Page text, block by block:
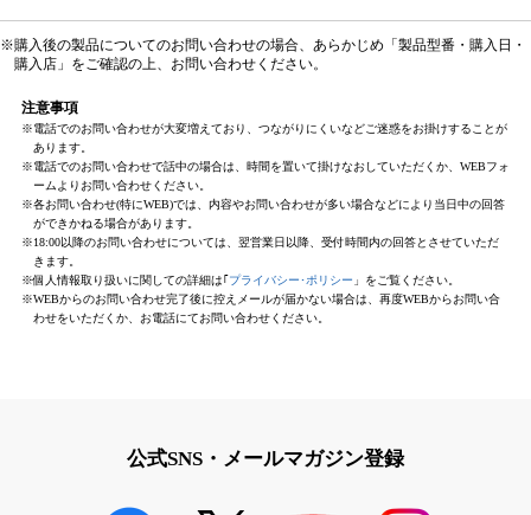
※購入後の製品についてのお問い合わせの場合、あらかじめ「製品型番・購入日・
購入店」をご確認の上、お問い合わせください。
注意事項
※電話でのお問い合わせが大変増えており、つながりにくいなどご迷惑をお掛けすることが
あります。
※電話でのお問い合わせで話中の場合は、時間を置いて掛けなおしていただくか、WEBフォ
ームよりお問い合わせください。
※各お問い合わせ(特にWEB)では、内容やお問い合わせが多い場合などにより当日中の回答
ができかねる場合があります。
※18:00以降のお問い合わせについては、翌営業日以降、受付時間内の回答とさせていただ
きます。
※個人情報取り扱いに関しての詳細は｢プライバシー･ポリシー 」をご覧ください。
※WEBからのお問い合わせ完了後に控えメールが届かない場合は、再度WEBからお問い合
わせをいただくか、お電話にてお問い合わせください。
公式SNS・メールマガジン登録